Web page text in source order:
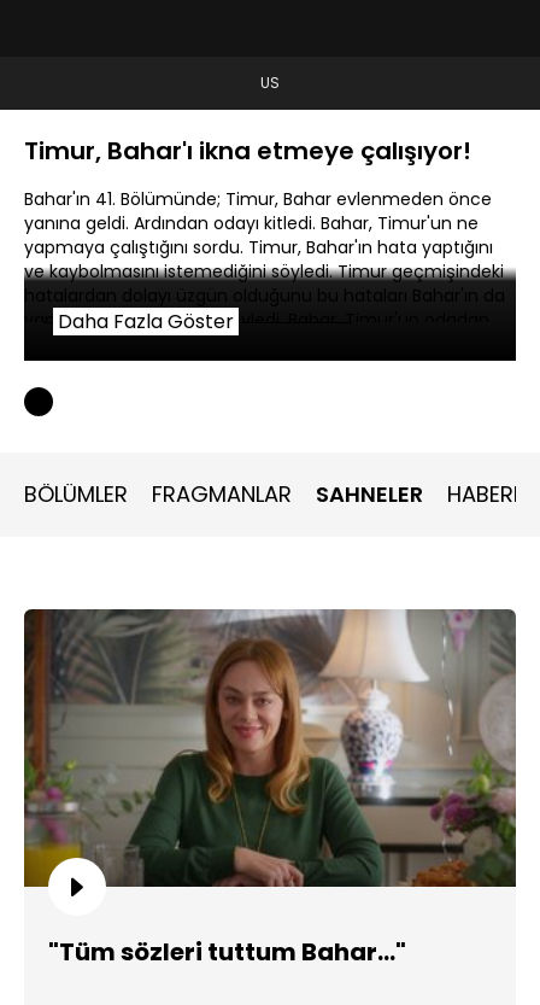
US
Timur, Bahar'ı ikna etmeye çalışıyor!
Bahar'ın 41. Bölümünde; Timur, Bahar evlenmeden önce
yanına geldi. Ardından odayı kitledi. Bahar, Timur'un ne
yapmaya çalıştığını sordu. Timur, Bahar'ın hata yaptığını
ve kaybolmasını istemediğini söyledi. Timur geçmişindeki
hatalardan dolayı üzgün olduğunu bu hataları Bahar'ın da
yapmaması gerektiğini söyledi. Bahar, Timur'un odadan
Daha Fazla Göster
BÖLÜMLER FRAGMANLAR SAHNELER
"Tüm sözleri tuttum Bahar..."